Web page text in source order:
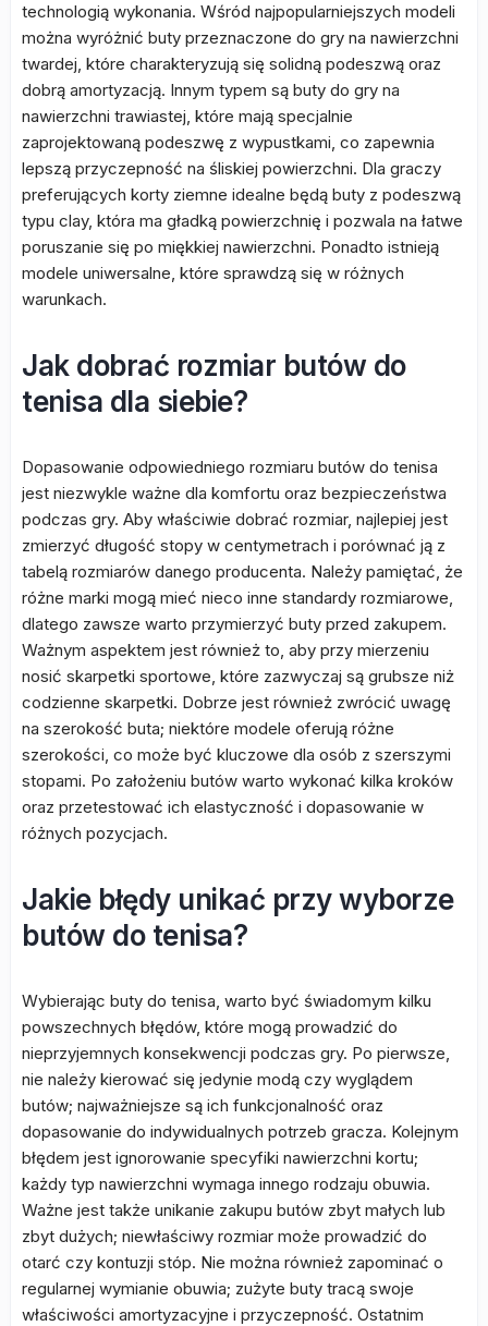
technologią wykonania. Wśród najpopularniejszych modeli
można wyróżnić buty przeznaczone do gry na nawierzchni
twardej, które charakteryzują się solidną podeszwą oraz
dobrą amortyzacją. Innym typem są buty do gry na
nawierzchni trawiastej, które mają specjalnie
zaprojektowaną podeszwę z wypustkami, co zapewnia
lepszą przyczepność na śliskiej powierzchni. Dla graczy
preferujących korty ziemne idealne będą buty z podeszwą
typu clay, która ma gładką powierzchnię i pozwala na łatwe
poruszanie się po miękkiej nawierzchni. Ponadto istnieją
modele uniwersalne, które sprawdzą się w różnych
warunkach.
Jak dobrać rozmiar butów do
tenisa dla siebie?
Dopasowanie odpowiedniego rozmiaru butów do tenisa
jest niezwykle ważne dla komfortu oraz bezpieczeństwa
podczas gry. Aby właściwie dobrać rozmiar, najlepiej jest
zmierzyć długość stopy w centymetrach i porównać ją z
tabelą rozmiarów danego producenta. Należy pamiętać, że
różne marki mogą mieć nieco inne standardy rozmiarowe,
dlatego zawsze warto przymierzyć buty przed zakupem.
Ważnym aspektem jest również to, aby przy mierzeniu
nosić skarpetki sportowe, które zazwyczaj są grubsze niż
codzienne skarpetki. Dobrze jest również zwrócić uwagę
na szerokość buta; niektóre modele oferują różne
szerokości, co może być kluczowe dla osób z szerszymi
stopami. Po założeniu butów warto wykonać kilka kroków
oraz przetestować ich elastyczność i dopasowanie w
różnych pozycjach.
Jakie błędy unikać przy wyborze
butów do tenisa?
Wybierając buty do tenisa, warto być świadomym kilku
powszechnych błędów, które mogą prowadzić do
nieprzyjemnych konsekwencji podczas gry. Po pierwsze,
nie należy kierować się jedynie modą czy wyglądem
butów; najważniejsze są ich funkcjonalność oraz
dopasowanie do indywidualnych potrzeb gracza. Kolejnym
błędem jest ignorowanie specyfiki nawierzchni kortu;
każdy typ nawierzchni wymaga innego rodzaju obuwia.
Ważne jest także unikanie zakupu butów zbyt małych lub
zbyt dużych; niewłaściwy rozmiar może prowadzić do
otarć czy kontuzji stóp. Nie można również zapominać o
regularnej wymianie obuwia; zużyte buty tracą swoje
właściwości amortyzacyjne i przyczepność. Ostatnim